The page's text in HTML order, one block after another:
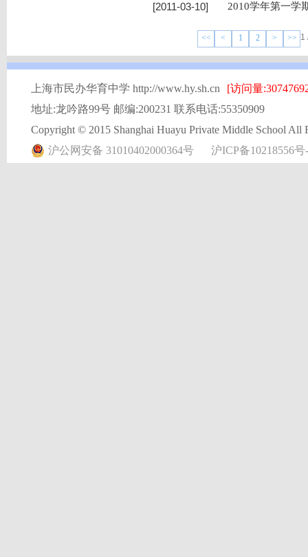
2010学年第一学
[2011-03-10]
<< < 1 2 > >> 1
上海市民办华育中学 http://www.hy.sh.cn
[访问量
地址:龙吟路99号 邮编:200231 联系电话:55350909
Copyright © 2015 Shanghai Huayu Private Middle School All
沪公网安备 31010402000364号
沪ICP备10218556号